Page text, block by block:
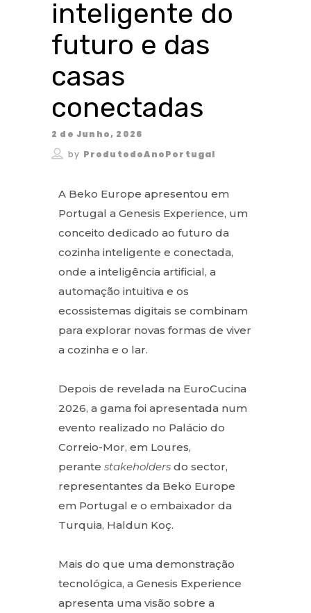
inteligente do
futuro e das
casas
conectadas
2 de Junho, 2026
by ProdutodoAnoPortugal
A Beko Europe apresentou em
Portugal a Genesis Experience, um
conceito dedicado ao futuro da
cozinha inteligente e conectada,
onde a inteligência artificial, a
automação intuitiva e os
ecossistemas digitais se combinam
para explorar novas formas de viver
a cozinha e o lar.
Depois de revelada na EuroCucina
2026, a gama foi apresentada num
evento realizado no Palácio do
Correio-Mor, em Loures,
perante stakeholders do sector,
representantes da Beko Europe
em Portugal e o embaixador da
Turquia, Haldun Koç.
Mais do que uma demonstração
tecnológica, a Genesis Experience
apresenta uma visão sobre a